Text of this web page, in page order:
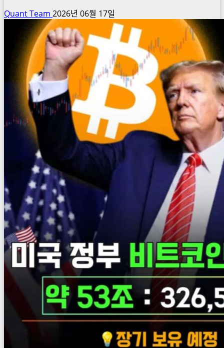
Quant Team 2026년 06월 17일